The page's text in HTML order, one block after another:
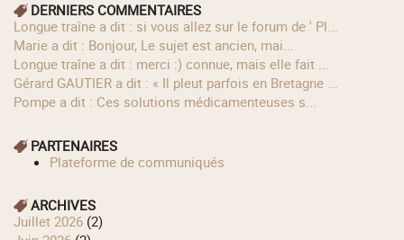
DERNIERS COMMENTAIRES
longue traîne a dit : si vous allez sur le forum de ' Pl...
Marie a dit : Bonjour, Le sujet est ancien, mai...
longue traîne a dit : merci :) connue, mais elle fait ...
Gérard GAUTIER a dit : « Il pleut parfois en Bretagne ...
Pompe a dit : Ces solutions médicamenteuses s...
PARTENAIRES
Plateforme de communiqués
ARCHIVES
juillet 2026 (2)